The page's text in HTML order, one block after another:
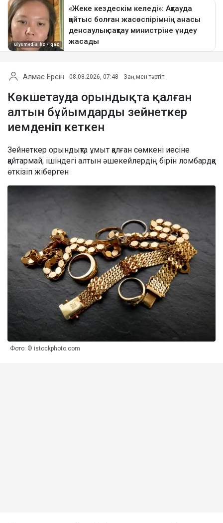
Алмас Ерсін 08.08.2026, 07:48 Заң мен тәртіп
Көкшетауда орындықта қалған
алтын бұйымдарды зейнеткер
иемденіп кеткен
Зейнеткер орындықта ұмыт қалған сөмкені иесіне
қайтармай, ішіндегі алтын әшекейлердің бірін ломбардқа
өткізіп жіберген
Фото: © istockphoto.com